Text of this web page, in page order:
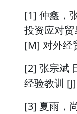
[1] 仲鑫，
投资应对贸
[M] 对外经
[2] 张宗斌
经验教训
[3] 夏雨，